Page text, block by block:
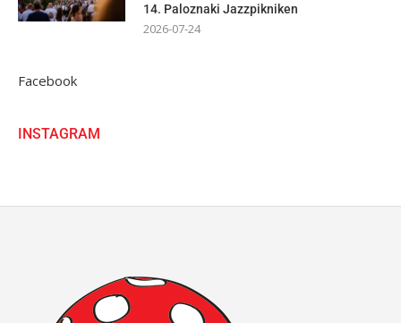
14. Paloznaki Jazzpikniken
2026-07-24
Facebook
INSTAGRAM